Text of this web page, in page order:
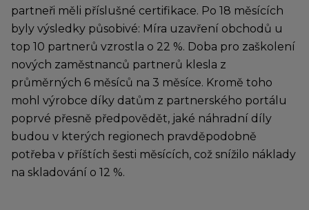
partneři měli příslušné certifikace. Po 18 měsících
byly výsledky působivé: Míra uzavření obchodů u
top 10 partnerů vzrostla o 22 %. Doba pro zaškolení
nových zaměstnanců partnerů klesla z
průměrných 6 měsíců na 3 měsíce. Kromě toho
mohl výrobce díky datům z partnerského portálu
poprvé přesně předpovědět, jaké náhradní díly
budou v kterých regionech pravděpodobně
potřeba v příštích šesti měsících, což snížilo náklady
na skladování o 12 %.